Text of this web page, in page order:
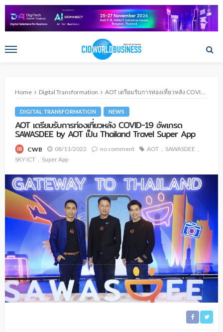
Home Digital Transformation AOT เตรียมรับการท่องเที่ยวหลัง COVID-19 อัพเกรด SAWASDEE by AOT เป็น Thailand Travel Super App
DIGITAL TRANSFORMATION NEWS
AOT เตรียมรับการท่องเที่ยวหลัง COVID-19 อัพเกรด
SAWASDEE by AOT เป็น Thailand Travel Super App
CWB 08/11/2022 no comment AOT
SAWASDEE
SKY ICT
Super App